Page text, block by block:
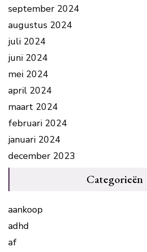
september 2024
augustus 2024
juli 2024
juni 2024
mei 2024
april 2024
maart 2024
februari 2024
januari 2024
december 2023
Categorieën
aankoop
adhd
af